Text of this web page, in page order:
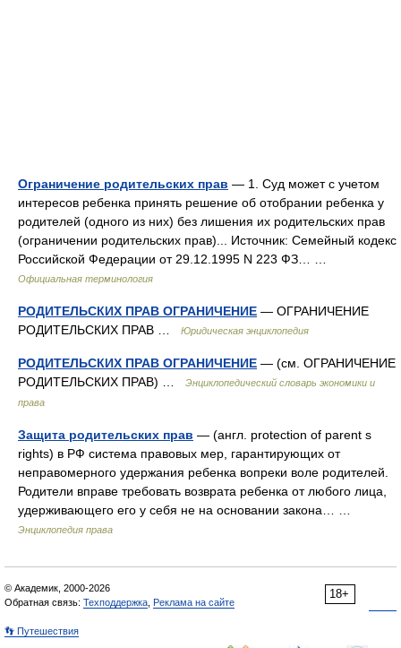
Ограничение родительских прав — 1. Суд может с учетом
интересов ребенка принять решение об отобрании ребенка у
родителей (одного из них) без лишения их родительских прав
(ограничении родительских прав)... Источник: Семейный кодекс
Российской Федерации от 29.12.1995 N 223 ФЗ… …
Официальная терминология
РОДИТЕЛЬСКИХ ПРАВ ОГРАНИЧЕНИЕ — ОГРАНИЧЕНИЕ
РОДИТЕЛЬСКИХ ПРАВ …
Юридическая энциклопедия
РОДИТЕЛЬСКИХ ПРАВ ОГРАНИЧЕНИЕ — (см. ОГРАНИЧЕНИЕ
РОДИТЕЛЬСКИХ ПРАВ) …
Энциклопедический словарь экономики и
права
Защита родительских прав — (англ. protection of parent s
rights) в РФ система правовых мер, гарантирующих от
неправомерного удержания ребенка вопреки воле родителей.
Родители вправе требовать возврата ребенка от любого лица,
удерживающего его у себя не на основании закона… …
Энциклопедия права
18+
© Академик, 2000-2026
Обратная связь: Техподдержка Реклама на сайте
👣 Путешествия